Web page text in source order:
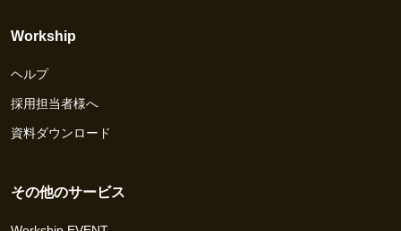
Workship
ヘルプ
採用担当者様へ
資料ダウンロード
その他のサービス